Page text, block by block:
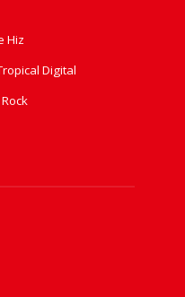
Hiz
Digital